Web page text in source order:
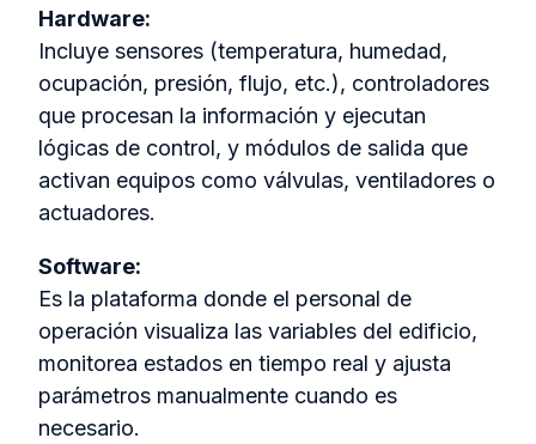
Hardware:
Incluye sensores (temperatura, humedad,
ocupación, presión, flujo, etc.), controladores
que procesan la información y ejecutan
lógicas de control, y módulos de salida que
activan equipos como válvulas, ventiladores o
actuadores.
Software:
Es la plataforma donde el personal de
operación visualiza las variables del edificio,
monitorea estados en tiempo real y ajusta
parámetros manualmente cuando es
necesario.